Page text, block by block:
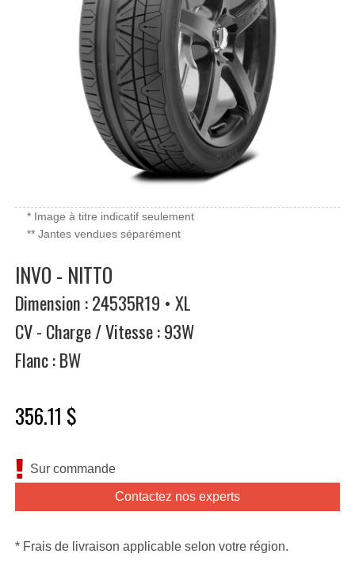
* Image à titre indicatif seulement
** Jantes vendues séparément
INVO - NITTO
Dimension : 24535R19 • XL
CV - Charge / Vitesse : 93W
Flanc : BW
356.11 $
Sur commande
Contactez nos experts
* Frais de livraison applicable selon votre région.